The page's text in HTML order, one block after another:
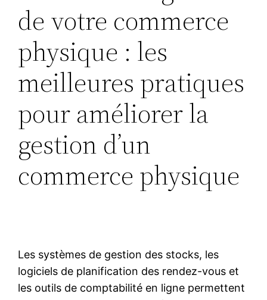
de votre commerce
physique : les
meilleures pratiques
pour améliorer la
gestion d’un
commerce physique
Les systèmes de gestion des stocks, les
logiciels de planification des rendez-vous et
les outils de comptabilité en ligne permettent